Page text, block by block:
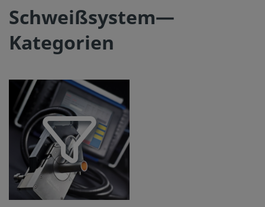
Schweißsystem—
Kategorien